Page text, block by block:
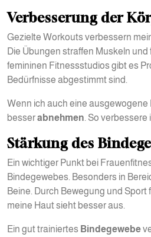
Verbesserung der
Gezielte Workouts verbessern
Die Übungen straffen Muskeln und
femininen Fitnessstudios gibt es
Bedürfnisse abgestimmt sind.
Wenn ich auch eine ausgewogene
besserabnehmen. So verbessere
Stärkung des
Ein wichtiger Punkt bei
Bindegewebes. Besonders in
Beine. Durch Bewegung und Sport
meine Haut sieht besser aus.
Ein gut trainiertes Bindegewebe